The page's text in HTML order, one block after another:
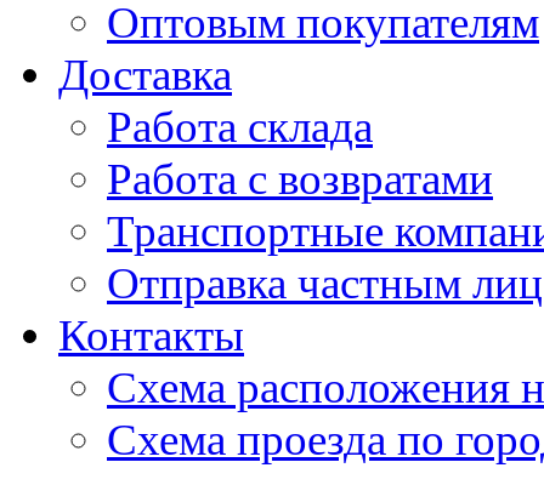
Оптовым покупателям
Доставка
Работа склада
Работа с возвратами
Транспортные
Отправка частным
Контакты
Схема расположения
Схема проезда по